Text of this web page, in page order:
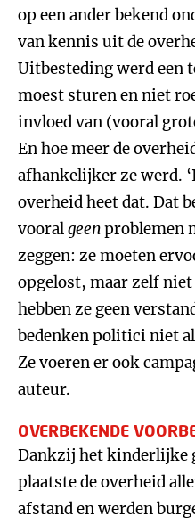
op een ander bekend
van kennis uit de
Uitbesteding werd een
moest sturen en niet
invloed van (vooral
En hoe meer de
afhankelijker ze werd.
overheid heet dat. Dat
vooralgeenproblemen
zeggen: ze moeten
opgelost, maar zelf niet
hebben ze geen
bedenken politici niet
Ze voeren er ook
auteur.
OVERBEKENDE
Dankzij het kinderlijke
plaatste de overheid
afstand en werden